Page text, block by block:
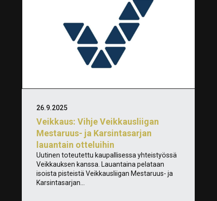
Veikkaus: Vihje Veikkausliigan
Mestaruus- ja Karsintasarjan
lauantain otteluihin
26.9.2025
Uutinen toteutettu kaupallisessa yhteistyössä
Veikkauksen kanssa. Lauantaina pelataan
isoista pisteistä Veikkausliigan Mestaruus- ja
Karsintasarjan...